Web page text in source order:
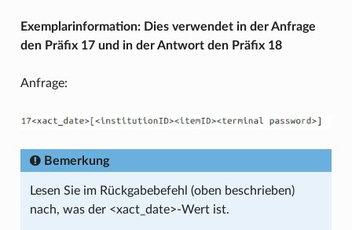
Exemplarinformation: Dies verwendet in der Anfrage
den Präfix 17 und in der Antwort den Präfix 18
Anfrage:
Bemerkung
Lesen Sie im Rückgabebefehl (oben beschrieben)
nach, was der <xact_date>-Wert ist.